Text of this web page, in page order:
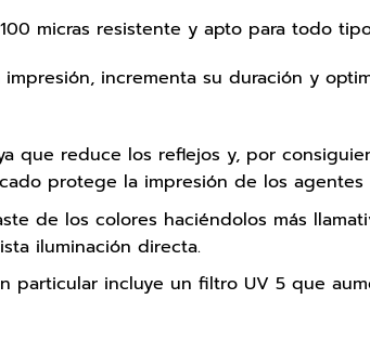
micras resistente y apto para todo
incrementa su duración y
que reduce los reflejos y, por
protege la impresión de los agentes
de los colores haciéndolos más
iluminación directa.
particular incluye un filtro UV 5 que